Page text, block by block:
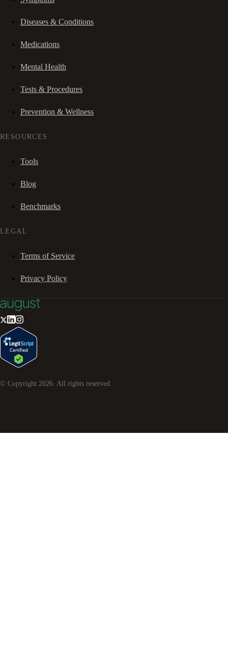
Diseases & Conditions
Medications
Mental Health
Tests & Procedures
Prevention & Wellness
RESOURCES
Tools
Blog
Benchmarks
LEGAL
Terms of Service
Privacy Policy
© Copyright 2026 . All rights reserved.